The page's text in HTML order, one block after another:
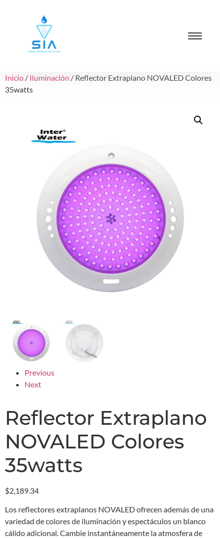
Inicio / Iluminación / Reflector Extraplano NOVALED Colores
35watts
Previous
Next
Reflector Extraplano
NOVALED Colores
35watts
$2,189.34
Los reflectores extraplanos NOVALED ofrecen además de una
variedad de colores de iluminación y espectáculos un blanco
cálido adicional. Cambie instantáneamente la atmosfera de